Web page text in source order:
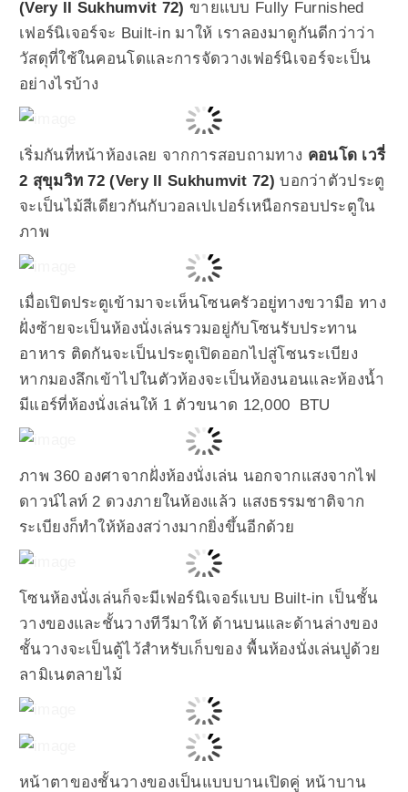
(Very II Sukhumvit 72) ขายแบบ Fully Furnished
เฟอร์นิเจอร์จะ Built-in มาให้ เราลองมาดูกันดีกว่าว่า
วัสดุที่ใช้ในคอนโดและการจัดวางเฟอร์นิเจอร์จะเป็น
อย่างไรบ้าง
เริ่มกันที่หน้าห้องเลย จากการสอบถามทาง คอนโด เวรี่
2 สุขุมวิท 72 (Very II Sukhumvit 72)บอกว่าตัวประตู
จะเป็นไม้สีเดียวกันกับวอลเปเปอร์เหนือกรอบประตูใน
ภาพ
เมื่อเปิดประตูเข้ามาจะเห็นโซนครัวอยู่ทางขวามือ ทาง
ฝั่งซ้ายจะเป็นห้องนั่งเล่นรวมอยู่กับโซนรับประทาน
อาหาร ติดกันจะเป็นประตูเปิดออกไปสู่โซนระเบียง
หากมองลึกเข้าไปในตัวห้องจะเป็นห้องนอนและห้องน้ำ
มีแอร์ที่ห้องนั่งเล่นให้ 1 ตัวขนาด 12,000 BTU
ภาพ 360 องศาจากฝั่งห้องนั่งเล่น นอกจากแสงจากไฟ
ดาวน์ไลท์ 2 ดวงภายในห้องแล้ว แสงธรรมชาติจาก
ระเบียงก็ทำให้ห้องสว่างมากยิ่งขึ้นอีกด้วย
โซนห้องนั่งเล่นก็จะมีเฟอร์นิเจอร์แบบ Built-in เป็นชั้น
วางของและชั้นวางทีวีมาให้ ด้านบนและด้านล่างของ
ชั้นวางจะเป็นตู้ไว้สำหรับเก็บของ พื้นห้องนั่งเล่นปูด้วย
ลามิเนตลายไม้
หน้าตาของชั้นวางของเป็นแบบบานเปิดคู่ หน้าบาน